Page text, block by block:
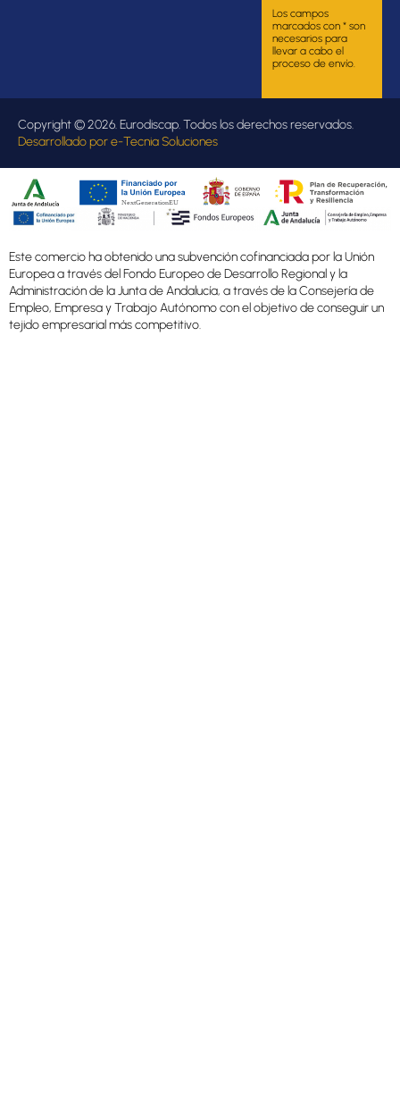
Los campos
marcados con * son
necesarios para
llevar a cabo el
proceso de envío.
Copyright © 2026. Eurodiscap. Todos los derechos reservados.
Desarrollado pore-Tecnia Soluciones
Este comercio ha obtenido una subvención cofinanciada por la Unión
Europea a través del Fondo Europeo de Desarrollo Regional y la
Administración de la Junta de Andalucía, a través de la Consejería de
Empleo, Empresa y Trabajo Autónomo con el objetivo de conseguir un
tejido empresarial más competitivo.